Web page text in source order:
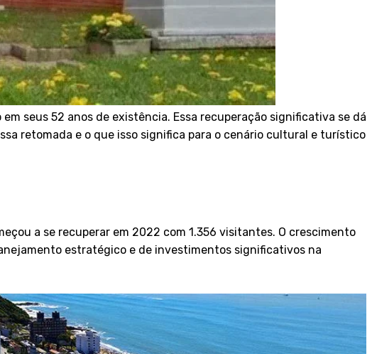
seus 52 anos de existência. Essa recuperação significativa se dá
retomada e o que isso significa para o cenário cultural e turístico
a se recuperar em 2022 com 1.356 visitantes. O crescimento
estratégico e de investimentos significativos na